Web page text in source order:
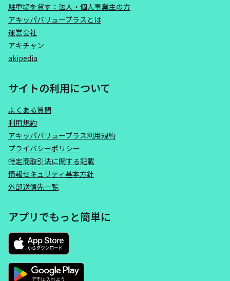
駐車場を貸す：法人・個人事業主の方
アキッパバリュープラスとは
運営会社
アキチャン
akipedia
サイトの利用について
よくある質問
利用規約
アキッパバリュープラス利用規約
プライバシーポリシー
特定商取引法に関する記載
情報セキュリティ基本方針
外部送信先一覧
アプリでもっと簡単に